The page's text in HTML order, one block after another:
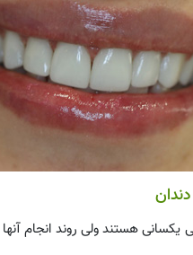
هستند ولی روند انجام